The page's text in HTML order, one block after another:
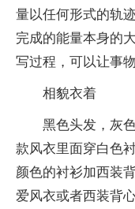
量以任何形式的轨
完成的能量本身的
写过程，可以让事
相貌衣着
黑色头发，灰
款风衣里面穿白色
颜色的衬衫加西装
爱风衣或者西装背